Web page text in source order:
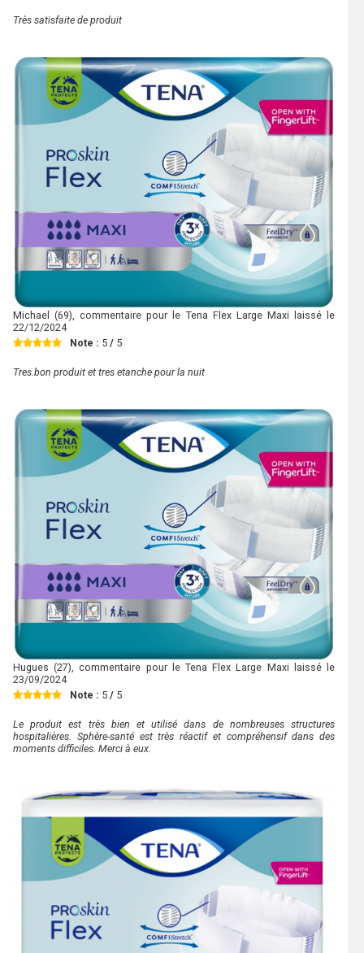
Très satisfaite de produit
Michael (69), commentaire pour le Tena Flex Large Maxi laissé le
22/12/2024
Note : 5 / 5
Tres.bon produit et tres etanche pour la nuit
Hugues (27), commentaire pour le Tena Flex Large Maxi laissé le
23/09/2024
Note : 5 / 5
Le produit est très bien et utilisé dans de nombreuses structures
hospitalières. Sphère-santé est très réactif et compréhensif dans des
moments difficiles. Merci à eux.